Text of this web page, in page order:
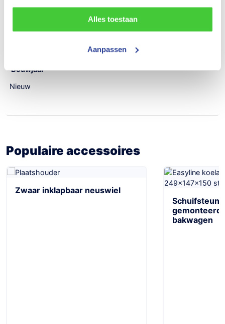
Alles toestaan
Aanpassen
Aantal assen
Bouwjaar
Nieuw
Populaire accessoires
Zwaar inklapbaar neuswiel
gemonteerd
bakwagen